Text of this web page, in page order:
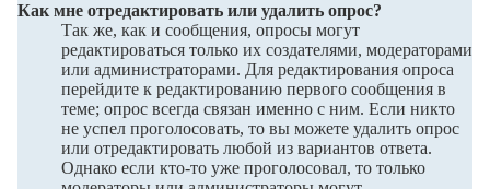
Как мне отредактировать или удалить опрос?
Так же, как и сообщения, опросы могут
редактироваться только их создателями, модераторами
или администраторами. Для редактирования опроса
перейдите к редактированию первого сообщения в
теме; опрос всегда связан именно с ним. Если никто
не успел проголосовать, то вы можете удалить опрос
или отредактировать любой из вариантов ответа.
Однако если кто-то уже проголосовал, то только